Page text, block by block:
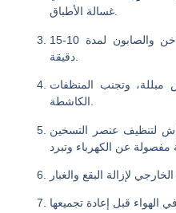
غسالة الأطباق.
انقعي البقع العنيدة في الماء الساخن والصابون لمدة 10-15
وتجنب المنظفات
لتنظيف عنصر التسخين